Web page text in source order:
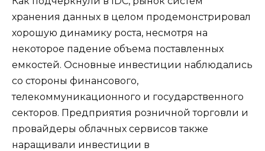
хранения данных в целом продемонстрировал
хорошую динамику роста, несмотря на
некоторое падение объема поставленных
емкостей. Основные инвестиции наблюдались
со стороны финансового,
телекоммуникационного и государственного
секторов. Предприятия розничной торговли и
провайдеры облачных сервисов также
наращивали инвестиции в